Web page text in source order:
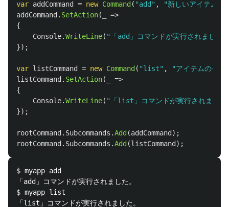
var addCommand = new Command ( "add" ,
"新しいアイテムを
addCommand . SetAction(
=>
{
Console.WriteLine( "「add」コマンドが実行されました
});
var listCommand = new Command ( "list" ,
"アイテムの一覧
listCommand . SetAction(
=>
{
Console.WriteLine( "「list」コマンドが実行されまし
});
rootCommand . Subcommands .Add (addCommand );
rootCommand . Subcommands .Add (listCommand );
$ myapp add
$ myapp list